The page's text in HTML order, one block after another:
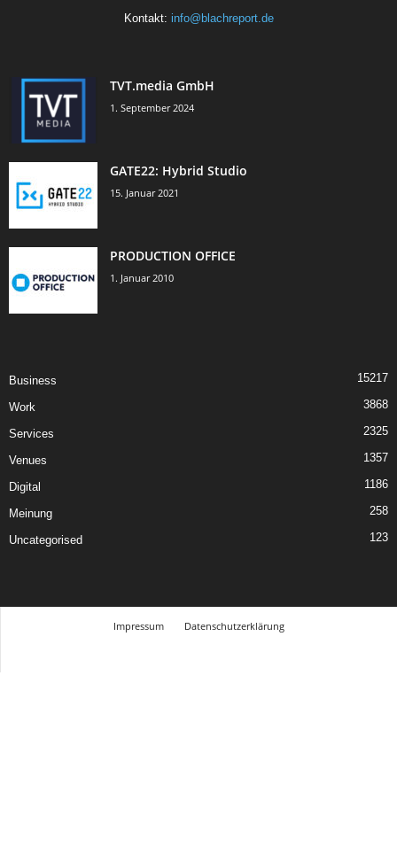
Kontakt: info@blachreport.de
TVT.media GmbH
1. September 2024
GATE22: Hybrid Studio
15. Januar 2021
PRODUCTION OFFICE
1. Januar 2010
Business 15217
Work 3868
Services 2325
Venues 1357
Digital 1186
Meinung 258
Uncategorised 123
Impressum
Datenschutzerklärung